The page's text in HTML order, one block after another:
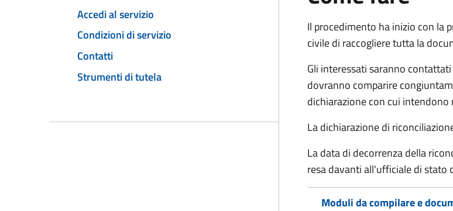
Accedi al servizio
Condizioni di servizio
Contatti
Strumenti di tutela
Il procedimento ha inizio con la
civile di raccogliere tutta la
Gli interessati saranno
dovranno comparire
dichiarazione con cui intendono
La dichiarazione di
La data di decorrenza della
resa davanti all'ufficiale di stato
Moduli da compilare e